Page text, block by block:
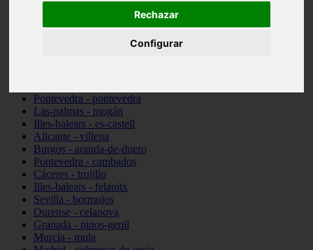
Rechazar
Configurar
Illes-balears - sant-josep-de-sa-talaia
Pontevedra - pontevedra
Las-palmas - mogán
Illes-balears - es-castell
Alicante - villena
Burgos - aranda-de-duero
Pontevedra - cambados
Cáceres - trujillo
Illes-balears - felanitx
Sevilla - bormujos
Ourense - celanova
Granada - pinos-genil
Murcia - mula